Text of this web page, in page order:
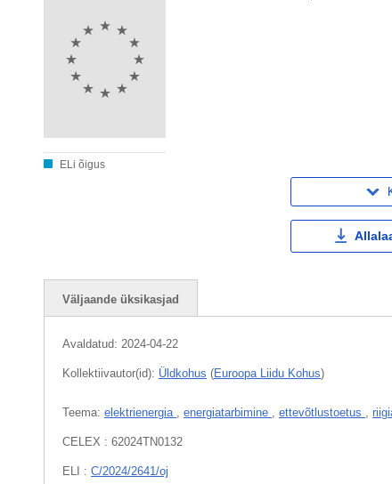
ELi õigus
Väljaande üksikasjad
Avaldatud: 2024-04-22
Kollektiivautor(id): Üldkohus (Euroopa Liidu Kohus)
Teema: elektrienergia , energiatarbimine , ettevõtlustoetus ,
CELEX : 62024TN0132
ELI : C/2024/2641/oj